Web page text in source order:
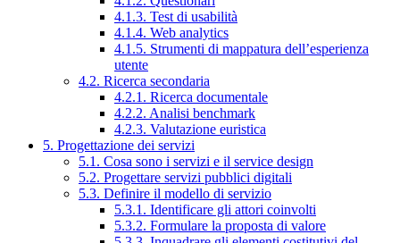
4.1.3. Test di usabilità
4.1.4. Web analytics
4.1.5. Strumenti di mappatura dell’esperienza
utente
4.2. Ricerca secondaria
4.2.1. Ricerca documentale
4.2.2. Analisi benchmark
4.2.3. Valutazione euristica
5. Progettazione dei servizi
5.1. Cosa sono i servizi e il service design
5.2. Progettare servizi pubblici digitali
5.3. Definire il modello di servizio
5.3.1. Identificare gli attori coinvolti
5.3.2. Formulare la proposta di valore